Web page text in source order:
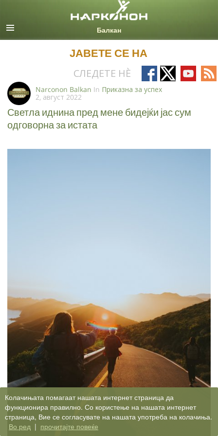
Macedonian
ЈАВЕТЕ СЕ НА
СЛЕДЕТЕ НÈ
Follow
on
Follow
on
Follow
on
on
Narconon Balkan In Приказна за успех
2, август 2022
Светла иднина пред мене бидејќи јас сум
одговорна за истата
Колачињата помагаат нашата интернет страница да
функционира правилно. Со користење на нашата интернет
страница, Вие се согласувате на нашата употреба на колачиња.
Во ред | прочитајте повеќе